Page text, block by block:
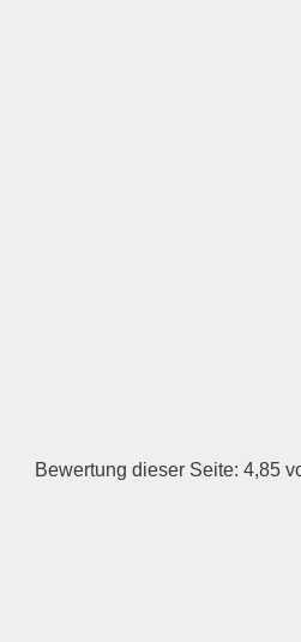
Bewertung dieser Seite: 4,85